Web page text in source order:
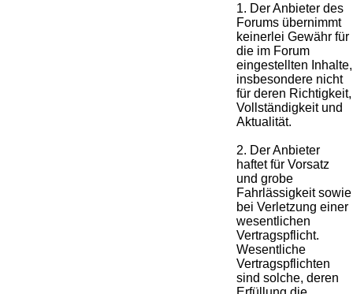
1. Der Anbieter des
Forums übernimmt
keinerlei Gewähr für
die im Forum
eingestellten Inhalte,
insbesondere nicht
für deren Richtigkeit,
Vollständigkeit und
Aktualität.
2. Der Anbieter
haftet für Vorsatz
und grobe
Fahrlässigkeit sowie
bei Verletzung einer
wesentlichen
Vertragspflicht.
Wesentliche
Vertragspflichten
sind solche, deren